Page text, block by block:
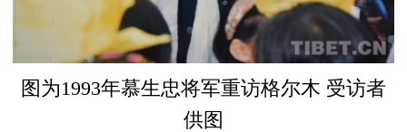
图为1993年慕生忠将军重访格尔木 受访者
供图